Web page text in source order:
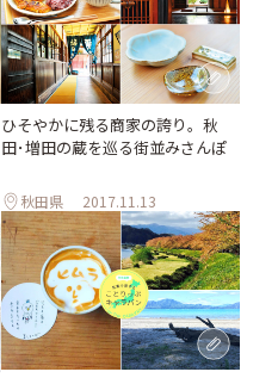
ひそやかに残る商家の誇り。秋
田･増田の蔵を巡る街並みさんぽ
秋田県 2017.11.13